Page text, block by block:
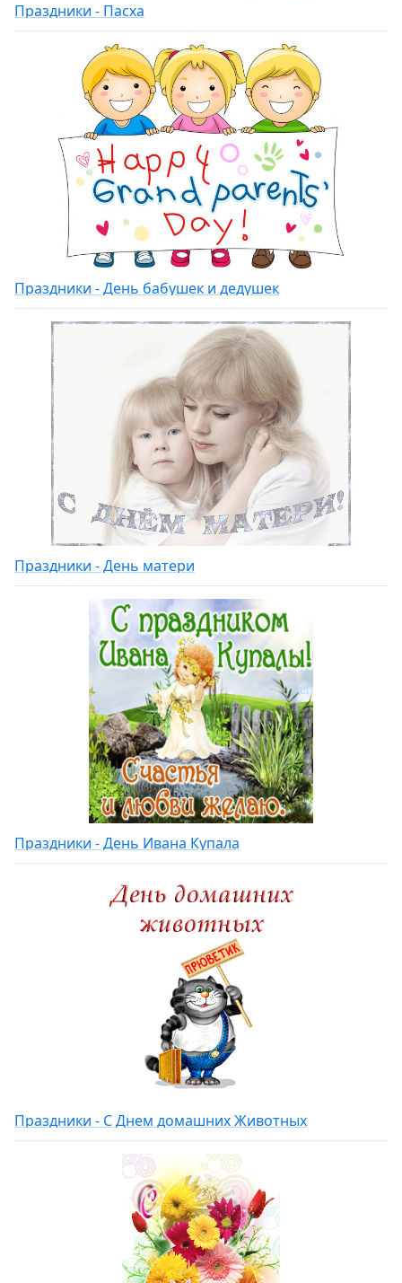
Праздники - Пасха
Праздники - День бабушек и дедушек
Праздники - День матери
Праздники - День Ивана Купала
Праздники - С Днем домашних Животных